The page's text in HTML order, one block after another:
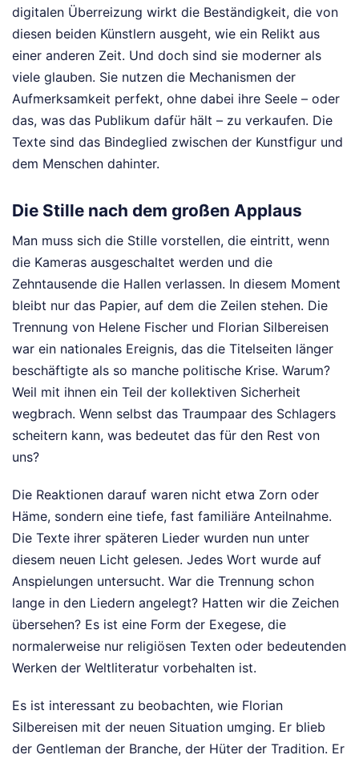
digitalen Überreizung wirkt die Beständigkeit, die von
diesen beiden Künstlern ausgeht, wie ein Relikt aus
einer anderen Zeit. Und doch sind sie moderner als
viele glauben. Sie nutzen die Mechanismen der
Aufmerksamkeit perfekt, ohne dabei ihre Seele – oder
das, was das Publikum dafür hält – zu verkaufen. Die
Texte sind das Bindeglied zwischen der Kunstfigur und
dem Menschen dahinter.
Die Stille nach dem großen Applaus
Man muss sich die Stille vorstellen, die eintritt, wenn
die Kameras ausgeschaltet werden und die
Zehntausende die Hallen verlassen. In diesem Moment
bleibt nur das Papier, auf dem die Zeilen stehen. Die
Trennung von Helene Fischer und Florian Silbereisen
war ein nationales Ereignis, das die Titelseiten länger
beschäftigte als so manche politische Krise. Warum?
Weil mit ihnen ein Teil der kollektiven Sicherheit
wegbrach. Wenn selbst das Traumpaar des Schlagers
scheitern kann, was bedeutet das für den Rest von
uns?
Die Reaktionen darauf waren nicht etwa Zorn oder
Häme, sondern eine tiefe, fast familiäre Anteilnahme.
Die Texte ihrer späteren Lieder wurden nun unter
diesem neuen Licht gelesen. Jedes Wort wurde auf
Anspielungen untersucht. War die Trennung schon
lange in den Liedern angelegt? Hatten wir die Zeichen
übersehen? Es ist eine Form der Exegese, die
normalerweise nur religiösen Texten oder bedeutenden
Werken der Weltliteratur vorbehalten ist.
Es ist interessant zu beobachten, wie Florian
Silbereisen mit der neuen Situation umging. Er blieb
der Gentleman der Branche, der Hüter der Tradition. Er